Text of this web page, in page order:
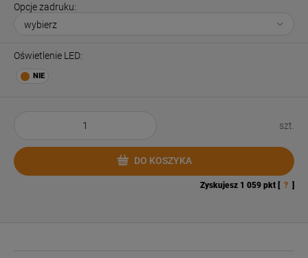
Opcje zadruku:
Oświetlenie LED:
szt.
DO KOSZYKA
Zyskujesz 1 059 pkt [ ? ]